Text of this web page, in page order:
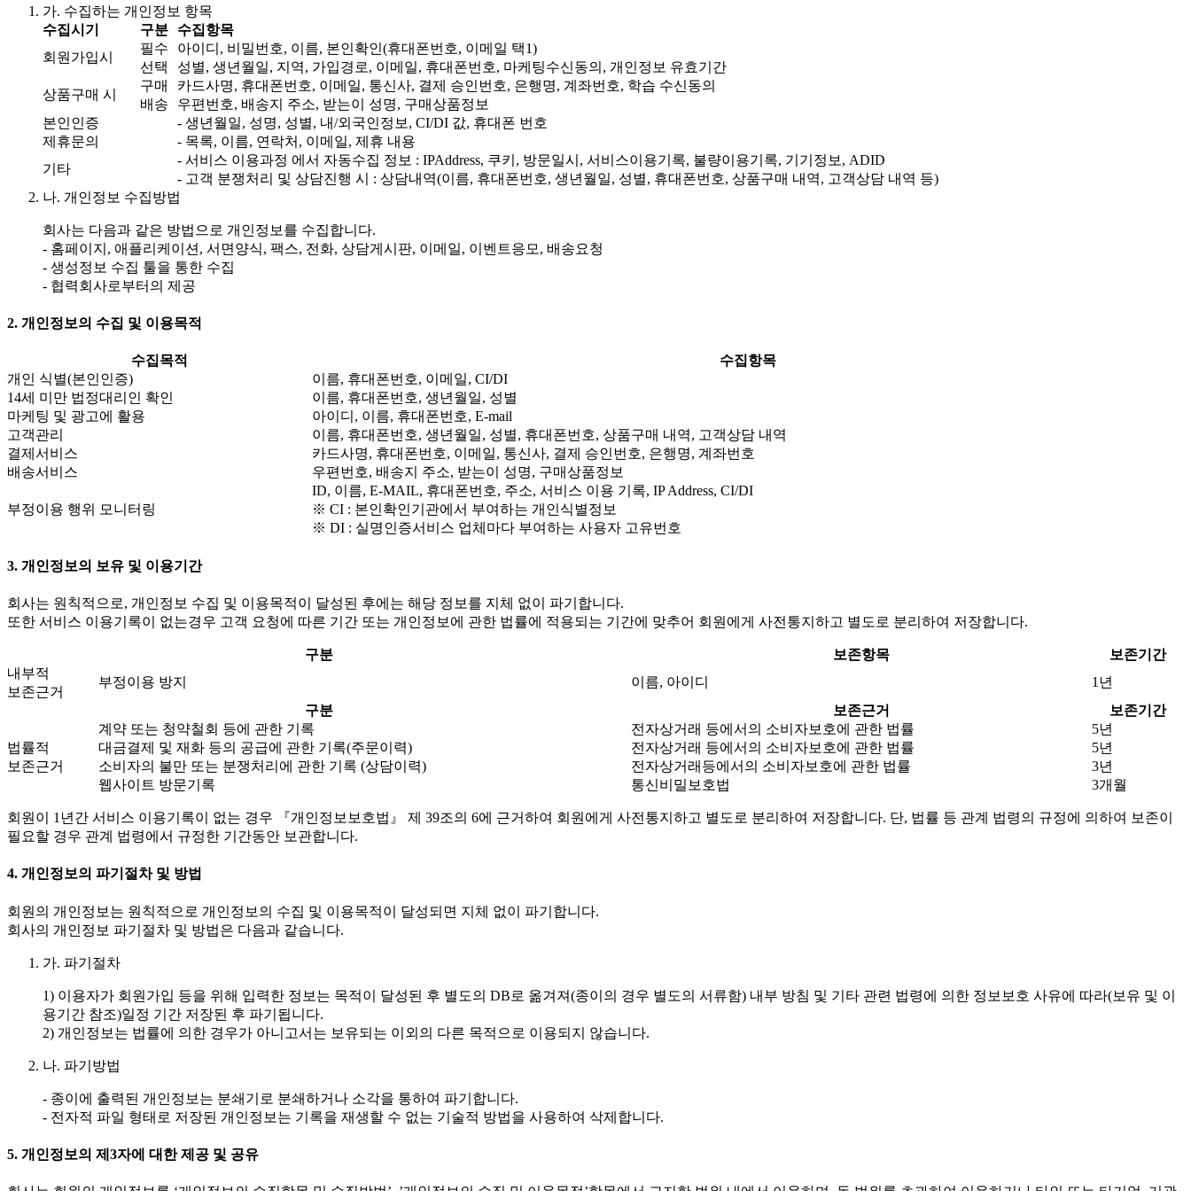
가. 수집하는 개인정보 항목
수집시기
구분
수집항목
회원가입시
필수
아이디, 비밀번호, 이름, 본인확인(휴대폰번호, 이메일 택1)
선택
성별, 생년월일, 지역, 가입경로, 이메일, 휴대폰번호, 마케팅수신동의, 개인정보 유효기간
상품구매 시
구매
카드사명, 휴대폰번호, 이메일, 통신사, 결제 승인번호, 은행명, 계좌번호, 학습 수신동의
배송
우편번호, 배송지 주소, 받는이 성명, 구매상품정보
본인인증
- 생년월일, 성명, 성별, 내/외국인정보, CI/DI 값, 휴대폰 번호
제휴문의
- 목록, 이름, 연락처, 이메일, 제휴 내용
기타
- 서비스 이용과정 에서 자동수집 정보 : IPAddress, 쿠키, 방문일시, 서비스이용기록, 불량이용기록, 기기정보, ADID
- 고객 분쟁처리 및 상담진행 시 : 상담내역(이름, 휴대폰번호, 생년월일, 성별, 휴대폰번호, 상품구매 내역, 고객상담 내역 등)
나. 개인정보 수집방법
회사는 다음과 같은 방법으로 개인정보를 수집합니다.
- 홈페이지, 애플리케이션, 서면양식, 팩스, 전화, 상담게시판, 이메일, 이벤트응모, 배송요청
- 생성정보 수집 툴을 통한 수집
- 협력회사로부터의 제공
2. 개인정보의 수집 및 이용목적
수집목적
수집항목
개인 식별(본인인증)
이름, 휴대폰번호, 이메일, CI/DI
14세 미만 법정대리인 확인
이름, 휴대폰번호, 생년월일, 성별
마케팅 및 광고에 활용
아이디, 이름, 휴대폰번호, E-mail
고객관리
이름, 휴대폰번호, 생년월일, 성별, 휴대폰번호, 상품구매 내역, 고객상담 내역
결제서비스
카드사명, 휴대폰번호, 이메일, 통신사, 결제 승인번호, 은행명, 계좌번호
배송서비스
우편번호, 배송지 주소, 받는이 성명, 구매상품정보
부정이용 행위 모니터링
ID, 이름, E-MAIL, 휴대폰번호, 주소, 서비스 이용 기록, IP Address, CI/DI
※ CI : 본인확인기관에서 부여하는 개인식별정보
※ DI : 실명인증서비스 업체마다 부여하는 사용자 고유번호
3. 개인정보의 보유 및 이용기간
회사는 원칙적으로, 개인정보 수집 및 이용목적이 달성된 후에는 해당 정보를 지체 없이 파기합니다.
또한 서비스 이용기록이 없는경우 고객 요청에 따른 기간 또는 개인정보에 관한 법률에 적용되는 기간에 맞추어 회원에게 사전통지하고 별도로 분리하여 저장합니다.
구분 보존항목
보존기간
내부적
보존근거
부정이용 방지 이름, 아이디
1년
구분
보존근거 보존기간
법률적
보존근거
계약 또는 청약철회 등에 관한 기록 전자상거래 등에서의 소비자보호에 관한 법률
5년
대금결제 및 재화 등의 공급에 관한 기록(주문이력)
전자상거래 등에서의 소비자보호에 관한 법률
5년
소비자의 불만 또는 분쟁처리에 관한 기록 (상담이력)
전자상거래등에서의 소비자보호에 관한 법률
3년
웹사이트 방문기록
통신비밀보호법 3개월
회원이 1년간 서비스 이용기록이 없는 경우 『개인정보보호법』 제 39조의 6에 근거하여 회원에게 사전통지하고 별도로 분리하여 저장합니다. 단, 법률 등 관계 법령의 규정에 의하여 보존이
필요할 경우 관계 법령에서 규정한 기간동안 보관합니다.
4. 개인정보의 파기절차 및 방법
회원의 개인정보는 원칙적으로 개인정보의 수집 및 이용목적이 달성되면 지체 없이 파기합니다.
회사의 개인정보 파기절차 및 방법은 다음과 같습니다.
가. 파기절차
1) 이용자가 회원가입 등을 위해 입력한 정보는 목적이 달성된 후 별도의 DB로 옮겨져(종이의 경우 별도의 서류함) 내부 방침 및 기타 관련 법령에 의한 정보보호 사유에 따라(보유 및 이
용기간 참조)일정 기간 저장된 후 파기됩니다.
2) 개인정보는 법률에 의한 경우가 아니고서는 보유되는 이외의 다른 목적으로 이용되지 않습니다.
나. 파기방법
- 종이에 출력된 개인정보는 분쇄기로 분쇄하거나 소각을 통하여 파기합니다.
- 전자적 파일 형태로 저장된 개인정보는 기록을 재생할 수 없는 기술적 방법을 사용하여 삭제합니다.
5. 개인정보의 제3자에 대한 제공 및 공유